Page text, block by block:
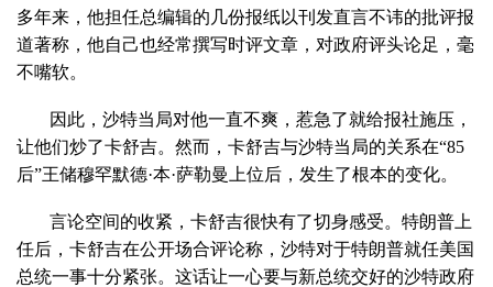
多年来，他担任总编辑的几份报纸以刊发直言不讳的批评报
道著称，他自己也经常撰写时评文章，对政府评头论足，毫
不嘴软。
因此，沙特当局对他一直不爽，惹急了就给报社施压，
让他们炒了卡舒吉。然而，卡舒吉与沙特当局的关系在“85
后”王储穆罕默德·本·萨勒曼上位后，发生了根本的变化。
言论空间的收紧，卡舒吉很快有了切身感受。特朗普上
任后，卡舒吉在公开场合评论称，沙特对于特朗普就任美国
总统一事十分紧张。这话让一心要与新总统交好的沙特政府